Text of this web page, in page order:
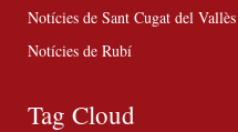
Notícies de Sant Cugat del Vallès
Notícies de Rubí
Tag Cloud